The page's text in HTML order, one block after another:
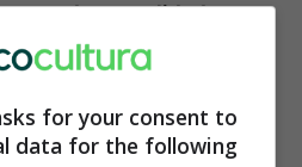
de mortalidad se
que tiene en cuenta
el porcentaje de
los años de vida perdidos
contaminantes en el
for your consent to
data for the following